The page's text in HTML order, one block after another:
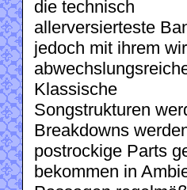
die technisch
allerversierteste
jedoch mit ihrem
Klassische
Songstrukturen
Breakdowns
postrockige Parts
bekommen in